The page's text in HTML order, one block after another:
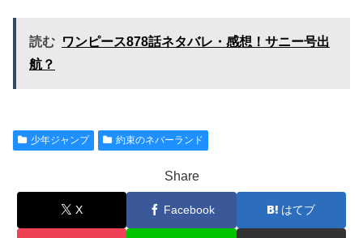
読む ワンピース878話ネタバレ・感想！サニー号出
航？
少年ジャンプ 約束のネバーランド
Share
X Facebook はてブ